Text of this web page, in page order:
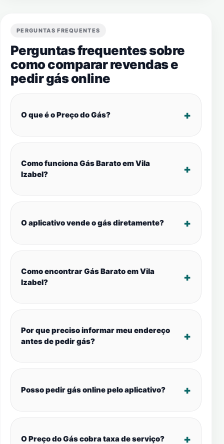
PERGUNTAS FREQUENTES
Perguntas frequentes sobre
como comparar revendas e
pedir gás online
O que é o Preço do Gás?
Como funciona Gás Barato em Vila
Izabel?
O aplicativo vende o gás diretamente?
Como encontrar Gás Barato em Vila
Izabel?
Por que preciso informar meu endereço
antes de pedir gás?
Posso pedir gás online pelo aplicativo?
O Preço do Gás cobra taxa de serviço?